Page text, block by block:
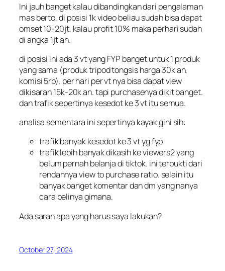
Ini jauh banget kalau dibandingkan dari pengalaman
mas berto, di posisi 1k video beliau sudah bisa dapat
omset 10-20jt, kalau profit 10% maka perhari sudah
di angka 1jt an.
di posisi ini ada 3 vt yang FYP banget untuk 1 produk
yang sama (produk tripod tongsis harga 30k an,
komisi 5rb). per hari per vt nya bisa dapat view
dikisaran 15k-20k an. tapi purchasenya dikit banget.
dan trafik sepertinya kesedot ke 3 vt itu semua.
analisa sementara ini sepertinya kayak gini sih:
trafik banyak kesedot ke 3 vt yg fyp
trafik lebih banyak dikasih ke viewers2 yang
belum pernah belanja di tiktok. ini terbukti dari
rendahnya view to purchase ratio. selain itu
banyak banget komentar dan dm yang nanya
cara belinya gimana.
Ada saran apa yang harus saya lakukan?
October 27, 2024